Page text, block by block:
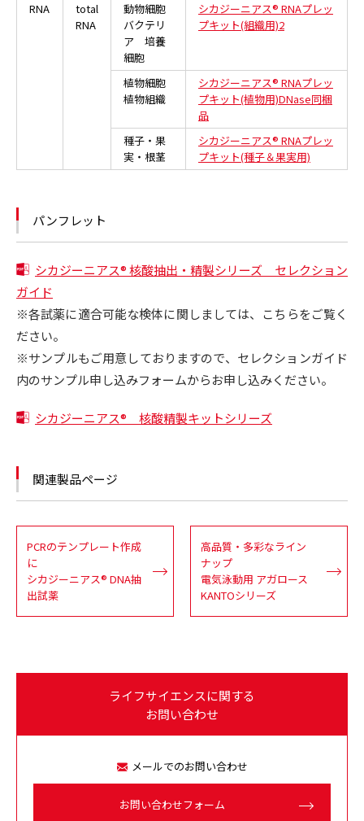
RNA
total
RNA
動物細胞
バクテリ
ア 培養
細胞
シカジーニアス® RNAプレッ
プキット(組織用)2
植物細胞
植物組織
シカジーニアス® RNAプレッ
プキット(植物用)DNase同梱
品
種子・果
実・根茎
シカジーニアス® RNAプレッ
プキット(種子＆果実用)
パンフレット
シカジーニアス® 核酸抽出・精製シリーズ セレクション
ガイド
※各試薬に適合可能な検体に関しましては、こちらをご覧く
ださい。
※サンプルもご用意しておりますので、セレクションガイド
内のサンプル申し込みフォームからお申し込みください。
シカジーニアス® 核酸精製キットシリーズ
関連製品ページ
PCRのテンプレート作成
に
シカジーニアス® DNA抽
出試薬
高品質・多彩なライン
ナップ
電気泳動用 アガロース
KANTOシリーズ
ライフサイエンスに関する
お問い合わせ
メールでのお問い合わせ
お問い合わせフォーム